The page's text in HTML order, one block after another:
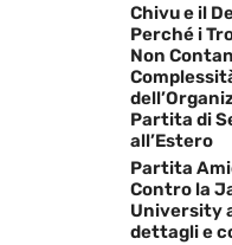
Chivu e il
Perché i
Non
Partita di
all’Estero
Partita
Contro la
University
dettagli e